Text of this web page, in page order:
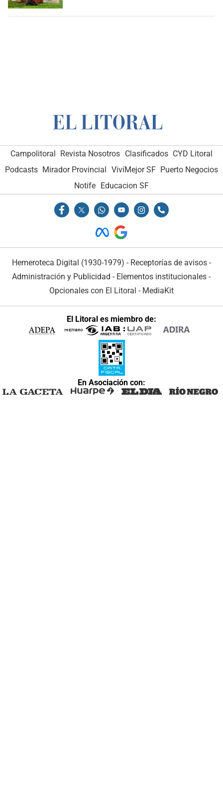
Campolitoral Revista Nosotros Clasificados CYD Litoral
Podcasts Mirador Provincial VivíMejor SF Puerto Negocios
Notife Educacion SF
Hemeroteca Digital (1930-1979) - Receptorías de avisos -
Administración y Publicidad - Elementos institucionales -
Opcionales con El Litoral - MediaKit
El Litoral es miembro de:
En Asociación con: